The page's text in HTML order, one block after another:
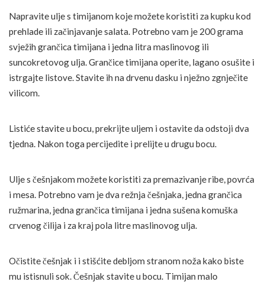
Napravite ulje s timijanom koje možete koristiti za kupku kod
prehlade ili začinjavanje salata. Potrebno vam je 200 grama
svježih grančica timijana i jedna litra maslinovog ili
suncokretovog ulja. Grančice timijana operite, lagano osušite i
istrgajte listove. Stavite ih na drvenu dasku i nježno zgnječite
vilicom.
Listiće stavite u bocu, prekrijte uljem i ostavite da odstoji dva
tjedna. Nakon toga percijedite i prelijte u drugu bocu.
Ulje s češnjakom možete koristiti za premazivanje ribe, povrća
i mesa. Potrebno vam je dva režnja češnjaka, jedna grančica
ružmarina, jedna grančica timijana i jedna sušena komuška
crvenog čilija i za kraj pola litre maslinovog ulja.
Očistite češnjak i i stišćite debljom stranom noža kako biste
mu istisnuli sok. Češnjak stavite u bocu. Timijan malo